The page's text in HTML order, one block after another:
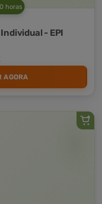
horas
- EPI
AGORA